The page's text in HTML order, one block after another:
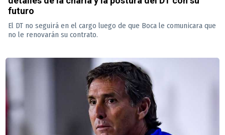
futuro
El DT no seguirá en el cargo luego de que Boca le comunicara que
no le renovarán su contrato.